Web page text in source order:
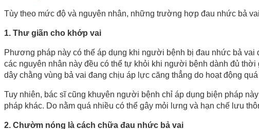
Tùy theo mức độ và nguyên nhân, những trường hợp đau nhức bả
1. Thư giãn cho khớp vai
Phương pháp này có thế áp dụng khi người bệnh bị đau nhức bả
các nguyên nhân này đều có thể tự khỏi khi người bệnh dành đủ
dây chằng vùng bả vai đang chịu áp lực căng thẳng do hoạt động
Tuy nhiên, bác sĩ cũng khuyên người bệnh chỉ áp dụng biện pháp
pháp khác. Do nằm quá nhiều có thể gây mỏi lưng và hạn chế lưu
2. Chườm nóng là cách chữa đau nhức bả vai